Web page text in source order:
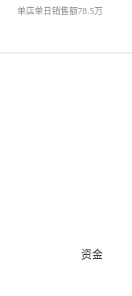
单店单日销售额78.5万
资金